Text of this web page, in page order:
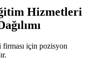
Hizmetleri
firması için pozisyon